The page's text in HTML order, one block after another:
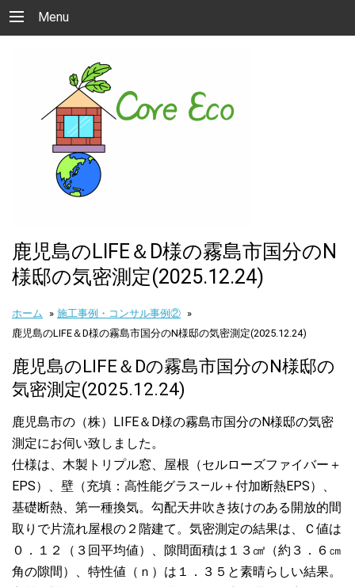
Menu
鹿児島のLIFE＆D様の霧島市国分のN
様邸の気密測定(2025.12.24)
ホーム » 施工事例・コンサル事例② »
鹿児島のLIFE＆D様の霧島市国分のN様邸の気密測定(2025.12.24)
鹿児島のLIFE＆Dの霧島市国分のN様邸の
気密測定(2025.12.24)
鹿児島市の（株）LIFE＆D様の霧島市国分のN様邸の気密
測定にお伺い致しました。
仕様は、木製トリプル窓、屋根（セルローズファイバー＋
EPS）、壁（充填：高性能グラス―ル＋付加断熱EPS）、
基礎断熱、第一種換気。勾配天井吹き抜けのある開放的間
取りで片流れ屋根の２階建て。気密測定の結果は、Ｃ値は
０．１２（３回平均値）、隙間面積は１３㎠（約３．６㎝
角の隙間）、特性値（ｎ）は１．３５と素晴らしい結果。